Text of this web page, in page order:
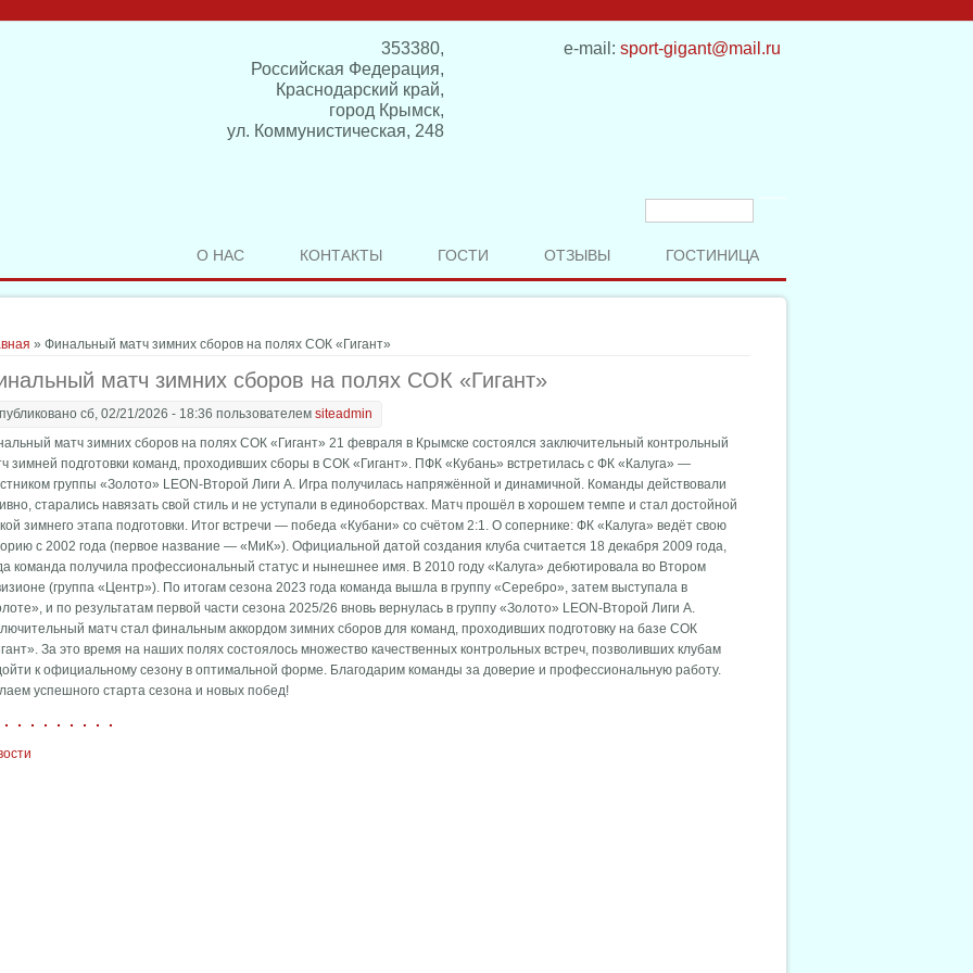
353380,
Российская Федерация,
Краснодарский край,
город Крымск,
ул. Коммунистическая, 248
e-mail: sport-gigant@mail.ru
О НАС КОНТАКТЫ ГОСТИ ОТЗЫВЫ ГОСТИНИЦА
» Финальный матч зимних сборов на полях СОК «Гигант»
матч зимних сборов на полях СОК «Гигант»
сб, 02/21/2026 - 18:36 пользователемsiteadmin
матч зимних сборов на полях СОК «Гигант» 21 февраля в Крымске состоялся заключительный контрольный
зимней подготовки команд, проходивших сборы в СОК «Гигант». ПФК «Кубань» встретилась с ФК «Калуга» —
группы «Золото» LEON-Второй Лиги А. Игра получилась напряжённой и динамичной. Команды действовали
старались навязать свой стиль и не уступали в единоборствах. Матч прошёл в хорошем темпе и стал достойной
зимнего этапа подготовки. Итог встречи — победа «Кубани» со счётом 2:1. О сопернике: ФК «Калуга» ведёт свою
с 2002 года (первое название — «МиК»). Официальной датой создания клуба считается 18 декабря 2009 года,
команда получила профессиональный статус и нынешнее имя. В 2010 году «Калуга» дебютировала во Втором
(группа «Центр»). По итогам сезона 2023 года команда вышла в группу «Серебро», затем выступала в
и по результатам первой части сезона 2025/26 вновь вернулась в группу «Золото» LEON-Второй Лиги А.
матч стал финальным аккордом зимних сборов для команд, проходивших подготовку на базе СОК
За это время на наших полях состоялось множество качественных контрольных встреч, позволивших клубам
к официальному сезону в оптимальной форме. Благодарим команды за доверие и профессиональную работу.
успешного старта сезона и новых побед!